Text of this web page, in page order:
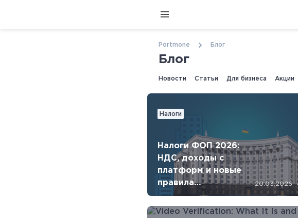
Portmone Блог
Блог
Новости Статьи Для бизнеса Акции
Налоги
Налоги ФОП 2026:
НДС, доходы с
платформ и новые
правила
налогообложения в
Украине
20.03.2026